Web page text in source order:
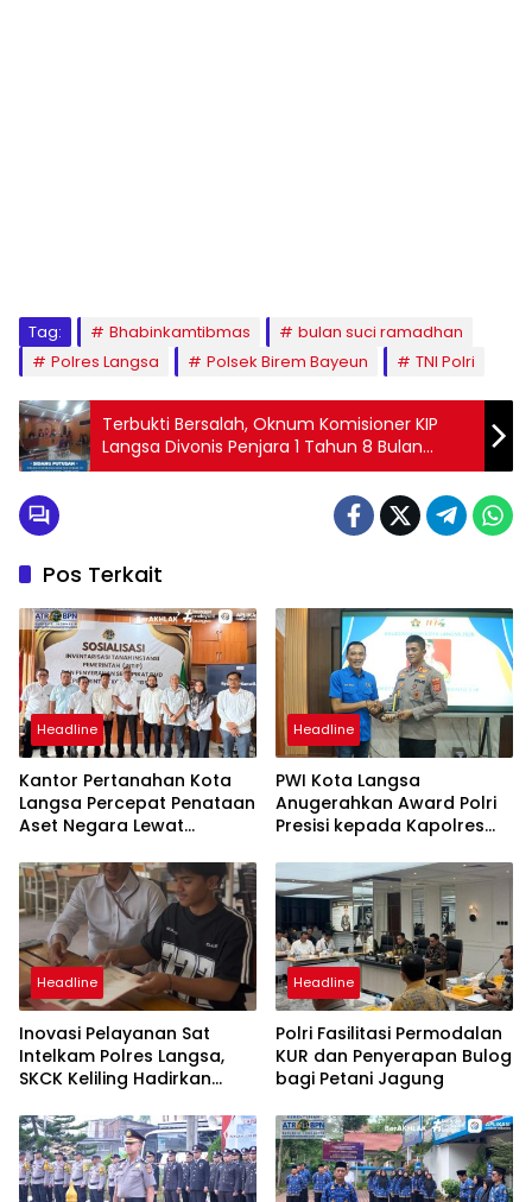
Tag: Bhabinkamtibmas
bulan suci ramadhan
Polres Langsa
Polsek Birem Bayeun TNI Polri
Terbukti Bersalah, Oknum Komisioner KIP
Langsa Divonis Penjara 1 Tahun 8 Bulan
Penjara
Pos Terkait
Headline
Kantor Pertanahan Kota
Langsa Percepat Penataan
Aset Negara Lewat
Headline
PWI Kota Langsa
Anugerahkan Award Polri
Presisi kepada Kapolres
Headline
Inovasi Pelayanan Sat
Intelkam Polres Langsa,
SKCK Keliling Hadirkan
Mudah dan Humanis
Headline
Polri Fasilitasi Permodalan
KUR dan Penyerapan Bulog
bagi Petani Jagung